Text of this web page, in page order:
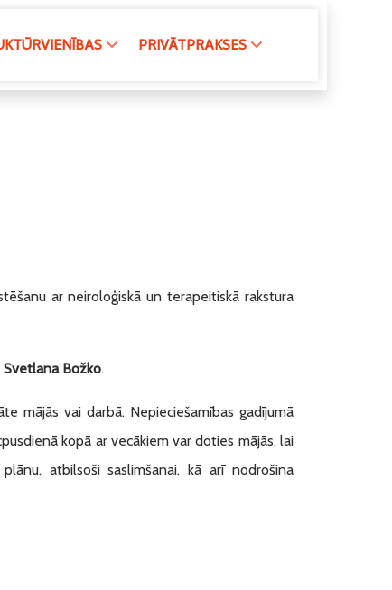
PRIVĀTPRAKSES
ar neiroloģiskā un terapeitiskā rakstura
Svetlana Božko.
mājās vai darbā. Nepieciešamības gadījumā
kopā ar vecākiem var doties mājās, lai
atbilsoši saslimšanai, kā arī nodrošina